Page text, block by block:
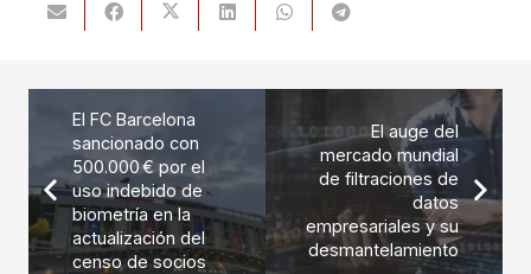
El FC Barcelona
sancionado con
500.000 € por el
uso indebido de
biometría en la
actualización del
censo de socios
El auge del
mercado mundial
de filtraciones de
datos
empresariales y su
desmantelamiento